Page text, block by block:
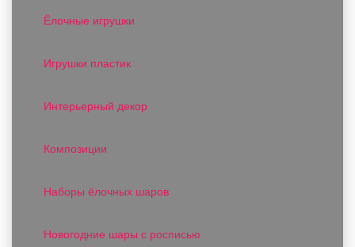
Ёлочные игрушки
Игрушки пластик
Интерьерный декор
Композиции
Наборы ёлочных шаров
Новогодние шары с росписью